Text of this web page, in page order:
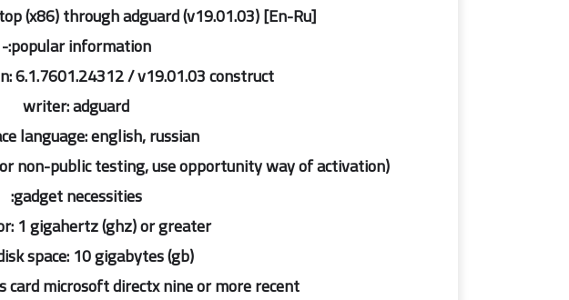
(x86) through adguard (v19.01.03) [En-Ru]
popular information:-
6.1.7601.24312 / v19.01.03 construct
writer: adguard
language: english, russian
non-public testing, use opportunity way of activation)
gadget necessities:
1 gigahertz (ghz) or greater.
space: 10 gigabytes (gb).
card microsoft directx nine or more recent.